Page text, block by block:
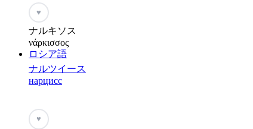
♥
ナルキソス
νάρκισσος
ロシア語
ナルツイース
нарцисс
♥